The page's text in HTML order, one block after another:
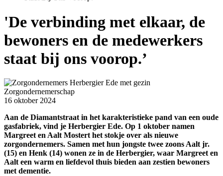
'De verbinding met elkaar, de
bewoners en de medewerkers
staat bij ons voorop.’
Zorgondernemerschap
16 oktober 2024
Aan de Diamantstraat in het karakteristieke pand van een oude
gasfabriek, vind je Herbergier Ede. Op 1 oktober namen
Margreet en Aalt Mostert het stokje over als nieuwe
zorgondernemers. Samen met hun jongste twee zoons Aalt jr.
(15) en Henk (14) wonen ze in de Herbergier, waar Margreet en
Aalt een warm en liefdevol thuis bieden aan zestien bewoners
met dementie.